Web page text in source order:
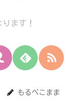
ます！
もるぺこまま